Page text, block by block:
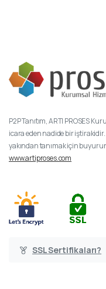
P2P Tanıtım, ARTI PROSES
icara eden nadide bir
yakından tanımak için
www.artiproses.com
SSL Sertifikaları?